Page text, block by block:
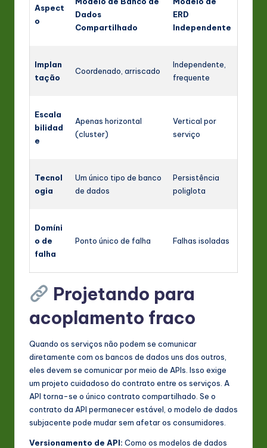
Aspect
o
Dados
Compartilhado
ERD
Independente
Implan
tação
Coordenado, arriscado
Independente,
frequente
Escala
bilidad
e
Apenas horizontal
(cluster)
Vertical por
serviço
Tecnol
ogia
Um único tipo de banco
de dados
Persistência
poliglota
Domíni
o de
falha
Ponto único de falha Falhas isoladas
Projetando para
acoplamento fraco
Quando os serviços não podem se comunicar
diretamente com os bancos de dados uns dos outros,
eles devem se comunicar por meio de APIs. Isso exige
um projeto cuidadoso do contrato entre os serviços. A
API torna-se o único contrato compartilhado. Se o
contrato da API permanecer estável, o modelo de dados
subjacente pode mudar sem afetar os consumidores.
Versionamento de API: Como os modelos de dados